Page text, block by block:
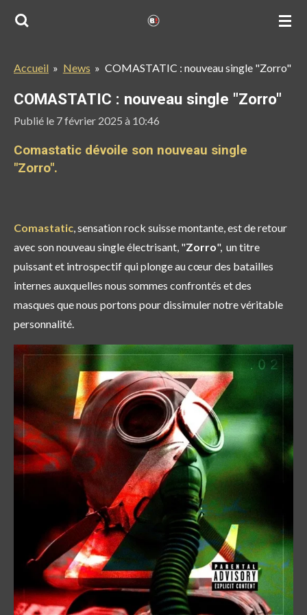
Passer
principal
Accueil » News » COMASTATIC : nouveau single "Zorro"
COMASTATIC : nouveau single "Zorro"
Publié le 7 février 2025 à 10:46
Comastatic dévoile son nouveau single
"Zorro".
Comastatic, sensation rock suisse montante, est de retour
avec son nouveau single électrisant, "Zorro", un titre
puissant et introspectif qui plonge au cœur des batailles
internes auxquelles nous sommes confrontés et des
masques que nous portons pour dissimuler notre véritable
personnalité.